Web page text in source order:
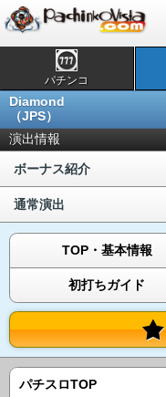
パチンコ
Diamond
（JPS）
演出情報
ボーナス紹介
通常演出
TOP・基本情報
初打ちガイド
パチスロTOP